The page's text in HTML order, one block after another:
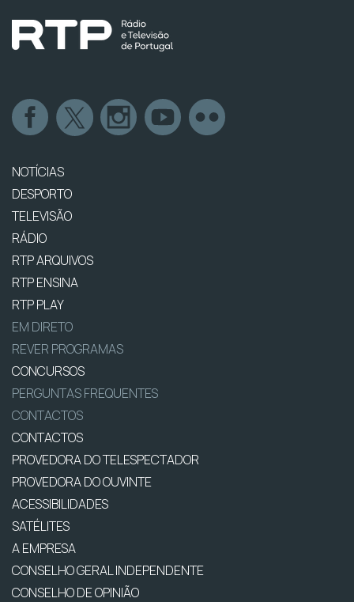
NOTÍCIAS
DESPORTO
TELEVISÃO
RÁDIO
RTP ARQUIVOS
RTP ENSINA
RTP PLAY
EM DIRETO
REVER PROGRAMAS
CONCURSOS
PERGUNTAS FREQUENTES
CONTACTOS
CONTACTOS
PROVEDORA DO TELESPECTADOR
PROVEDORA DO OUVINTE
ACESSIBILIDADES
SATÉLITES
A EMPRESA
CONSELHO GERAL INDEPENDENTE
CONSELHO DE OPINIÃO